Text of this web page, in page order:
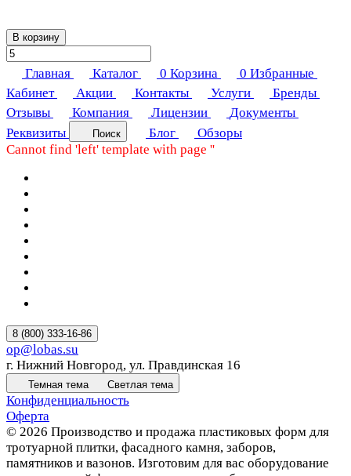
В корзину
Главная Каталог 0 Корзина 0 Избранные
Кабинет
Акции Контакты Услуги
Бренды
Отзывы
Компания Лицензии
Документы
Реквизиты
Поиск Блог
Обзоры
Cannot find 'left' template with page ''
8 (800) 333-16-86
op@lobas.su
г. Нижний Новгород, ул. Правдинская 16
Темная тема Светлая тема
Конфиденциальность
Оферта
© 2026 Производство и продажа пластиковых форм для
тротуарной плитки, фасадного камня, заборов,
памятников и вазонов. Изготовим для вас оборудование